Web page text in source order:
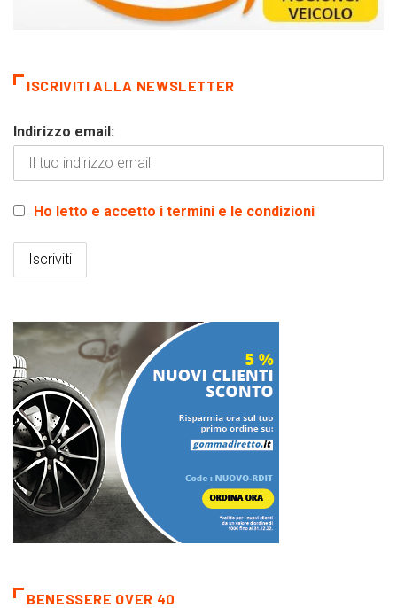
ISCRIVITI ALLA NEWSLETTER
Indirizzo email:
Ho letto e accetto i termini e le condizioni
BENESSERE OVER 40